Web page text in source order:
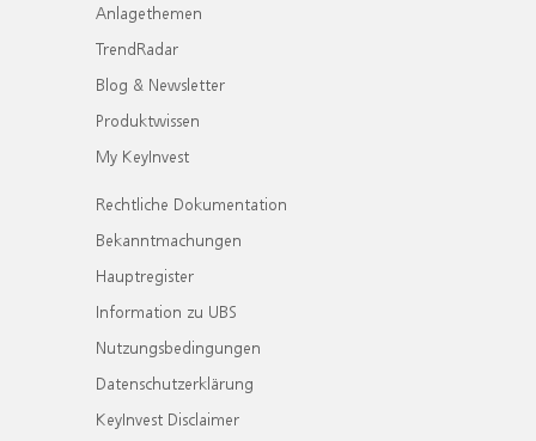
Anlagethemen
TrendRadar
Blog & Newsletter
Produktwissen
My KeyInvest
Rechtliche Dokumentation
Bekanntmachungen
Hauptregister
Information zu UBS
Nutzungsbedingungen
Datenschutzerklärung
KeyInvest Disclaimer